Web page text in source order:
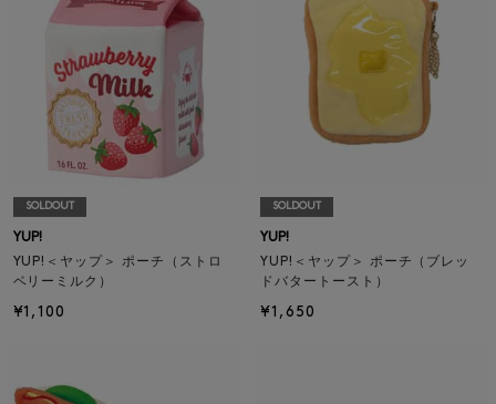
SOLDOUT
YUP!
YUP!＜ヤップ＞ ポーチ（ストロ
ベリーミルク）
¥1,100
SOLDOUT
YUP!
YUP!＜ヤップ＞ ポーチ（ブレッ
ドバタートースト）
¥1,650